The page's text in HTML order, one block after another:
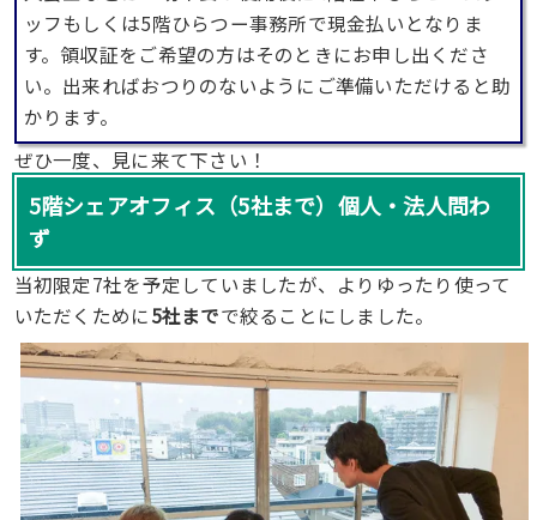
ッフもしくは5階ひらつー事務所で現金払いとなりま
す。領収証をご希望の方はそのときにお申し出くださ
い。出来ればおつりのないようにご準備いただけると助
かります。
ぜひ一度、見に来て下さい！
5階シェアオフィス（5社まで）個人・法人問わ
ず
当初限定7社を予定していましたが、よりゆったり使って
いただくために5社までで絞ることにしました。